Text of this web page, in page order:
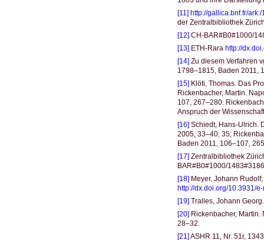
[11] http://gallica.bnf.fr/
der Zentralbibliothek
[12]CH-BAR#B0#1000/
[13]ETH-Rara http://
[14]Zu diesem Verfahren
1798–1815, Baden 2011,
[15]Klöti, Thomas. Das
Rickenbacher, Martin.
107, 267–280.
Anspruch der
[16]Schiedt, Hans-Ulrich.
2005, 33–40, 35;
Baden 2011, 106–107,
[17]Zentralbibliothek
BAR#B0#1000/
[18]Meyer, Johann Rudolf;
http://dx.doi.org/10.3931/
[19]Tralles, Johann
[20]Rickenbacher, Martin.
28–32.
[21]ASHR 11, Nr. 51r,